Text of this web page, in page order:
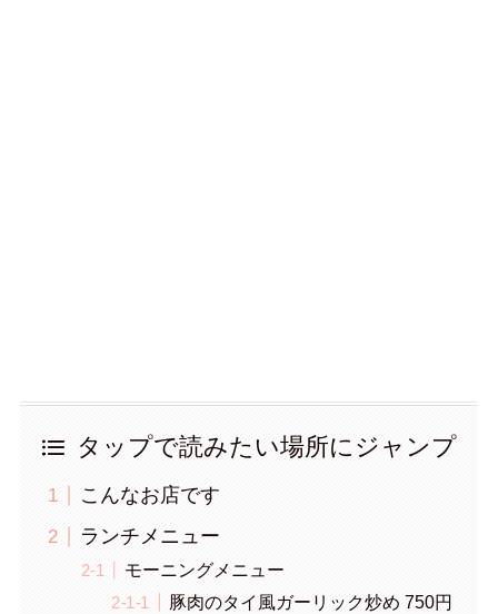
タップで読みたい場所にジャンプ
こんなお店です
ランチメニュー
モーニングメニュー
豚肉のタイ風ガーリック炒め 750円